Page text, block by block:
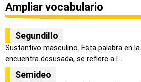
Ampliar vocabulario
Segundillo
Sustantivo masculino. Esta palabra en
encuentra desusada, se refiere a l...
Semideo